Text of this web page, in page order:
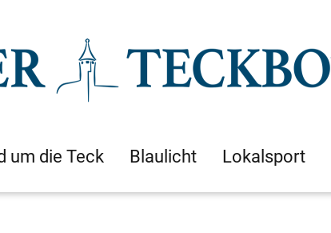
um die Teck Blaulicht Lokalsport